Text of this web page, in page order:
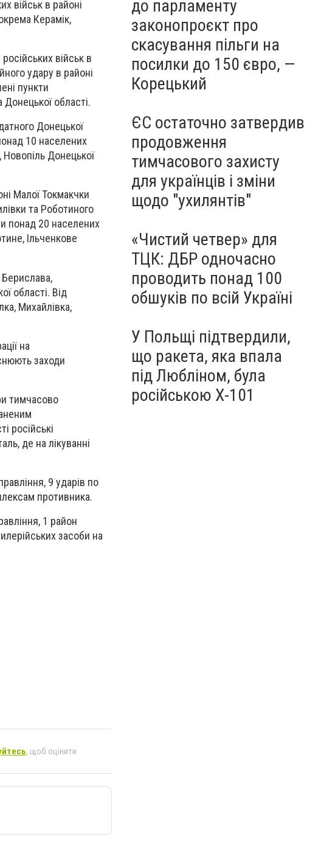
військ в районі
Керамік,
військ в
удару в районі
пункти
Донецької області.
Донецької
10 населених
Донецької
Малої Токмакчки
та Роботиного
понад 20 населених
Ільченкове
області. Від
Михайлівка,
на
заходи
тимчасово
російські
де на лікуванні
9 ударів по
противника.
1 район
засоби на
, щоб оцінити
до парламенту
законопроєкт про
скасування пільги на
посилки до 150 євро, —
Корецький
ЄС остаточно затвердив
продовження
тимчасового захисту
для українців і зміни
щодо "ухилянтів"
«Чистий четвер» для
ТЦК: ДБР одночасно
проводить понад 100
обшуків по всій Україні
У Польщі підтвердили,
що ракета, яка впала
під Любліном, була
російською Х-101